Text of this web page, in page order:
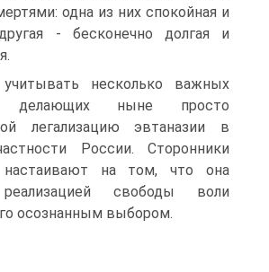
одна из них спокойная и
- бесконечно долгая и
несколько важных
делаю­щих ныне просто
легализацию эвтаназии в
России. Сторонники
настаивают на том, что она
свободы воли
осоз­нанным выбором.